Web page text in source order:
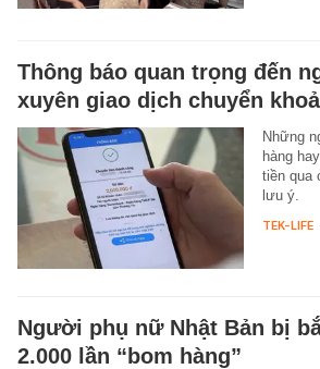
Thông báo quan trọng đến
xuyên giao dịch chuyển
Những
hàng
tiền qua
lưu ý.
TEK-LIFE
Người phụ nữ Nhật Bản bị
2.000 lần “bom hàng”